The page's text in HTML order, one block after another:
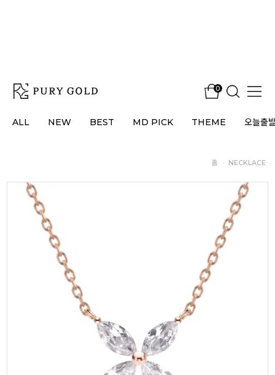
0
ALL NEW BEST MD PICK THEME 오늘출
홈 · NECKLACE